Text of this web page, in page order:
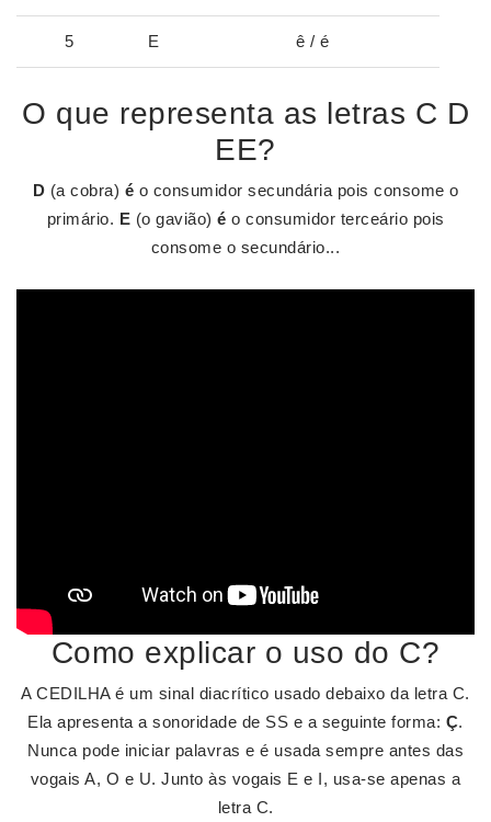
5 E ê / é
O que representa as letras C D
EE?
D (a cobra) é o consumidor secundária pois consome o
primário. E (o gavião) é o consumidor terceário pois
consome o secundário...
Como explicar o uso do C?
A CEDILHA é um sinal diacrítico usado debaixo da letra C.
Ela apresenta a sonoridade de SS e a seguinte forma: Ç.
Nunca pode iniciar palavras e é usada sempre antes das
vogais A, O e U. Junto às vogais E e I, usa-se apenas a
letra C.